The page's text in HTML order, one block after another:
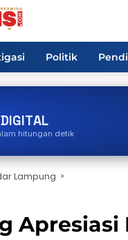
Politik
hitungan detik
Lampung
Apresiasi